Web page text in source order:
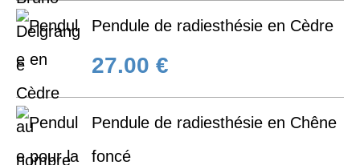
Pendule de radiesthésie en Cèdre
27.00 €
Pendule de radiesthésie en Chêne
foncé